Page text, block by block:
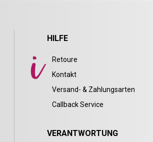
HILFE
Retoure
Kontakt
Versand- & Zahlungsarten
Callback Service
VERANTWORTUNG